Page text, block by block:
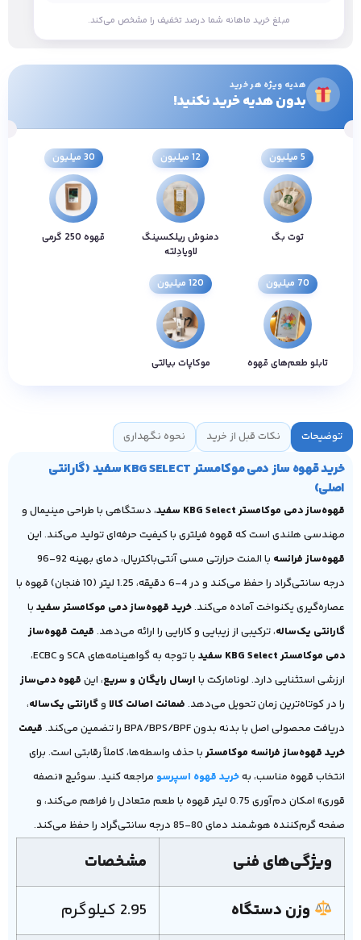
مبلغ خرید ماهانه شما درصد تخفیف را مشخص می‌کند.
هدیه ویژه هر خرید
بدون هدیه خرید نکنید!
5 میلیون
توت بگ
12 میلیون
دمنوش ریلکسینگ
لاویادِلته
30 میلیون
قهوه 250 گرمی
70 میلیون
تابلو طعم‌های قهوه
120 میلیون
موکاپات بیالتی
توضیحات نکات قبل از خرید نحوه نگهداری
خرید قهوه ساز دمی موکامستر KBG SELECT سفید (گارانتی
اصلی)
قهوه‌ساز دمی موکامستر KBG Select سفید
، دستگاهی با طراحی مینیمال و
مهندسی هلندی است که قهوه فیلتری با کیفیت حرفه‌ای تولید می‌کند. این
قهوه‌ساز فرانسه
با المنت حرارتی مسی آنتی‌باکتریال، دمای بهینه 92-96
درجه سانتی‌گراد را حفظ می‌کند و در 4-6 دقیقه، 1.25 لیتر (10 فنجان) قهوه با
عصاره‌گیری یکنواخت آماده می‌کند.خرید قهوه‌ساز دمی موکامستر سفید با
گارانتی یک‌ساله، ترکیبی از زیبایی و کارایی را ارائه می‌دهد. قیمت قهوه‌ساز
دمی موکامستر KBG Select سفید
با توجه به گواهینامه‌های SCA و ECBC،
ارزشی استثنایی دارد. لونامارکت با ارسال رایگان و سریع، این قهوه دمی‌ساز
را در کوتاه‌ترین زمان تحویل می‌دهد. ضمانت اصالت کالا وگارانتی یک‌ساله،
دریافت محصولی اصل با بدنه بدون BPA/BPS/BPF را تضمین می‌کند.
قیمت
خرید قهوه‌ساز فرانسه موکامستربا حذف واسطه‌ها، کاملاً رقابتی است. برای
انتخاب قهوه مناسب، بهخرید قهوه اسپرسو مراجعه کنید. سوئیچ «نصفه
قوری» امکان دم‌آوری 0.75 لیتر قهوه با طعم متعادل را فراهم می‌کند، و
صفحه گرم‌کننده هوشمند دمای 80-85 درجه سانتی‌گراد را حفظ می‌کند.
ویژگی‌های فنی
مشخصات
وزن دستگاه
2.95 کیلوگرم